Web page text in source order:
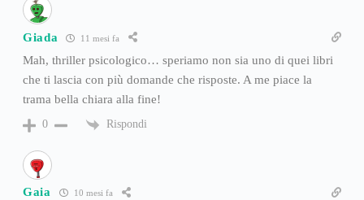
Giada 11 mesi fa
Mah, thriller psicologico… speriamo non sia uno di quei libri
che ti lascia con più domande che risposte. A me piace la
trama bella chiara alla fine!
0 Rispondi
Gaia 10 mesi fa